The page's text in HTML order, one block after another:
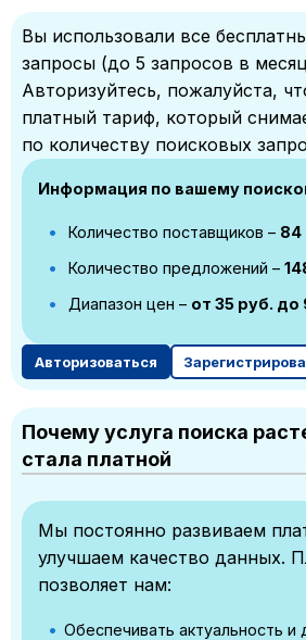
Вы использовали все
запросы (до 5 запросов в
Авторизуйтесь, пожалуйста,
платный тариф, который
по количеству поисковых
Информация по вашему
Количество поставщиков – 84
Количество предложений –
Диапазон цен – от 35 руб. до
Авторизоваться
Почему услуга поиска
стала платной
Мы постоянно развиваем
улучшаем качество данных.
позволяет нам:
Обеспечивать актуальность и